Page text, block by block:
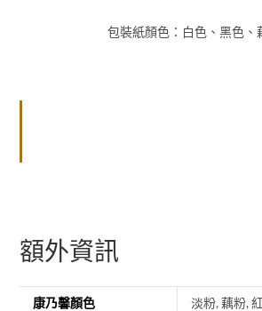
包裝紙顏色：白色、黑色、
額外資訊
康乃馨顏色 淡粉, 藕粉,